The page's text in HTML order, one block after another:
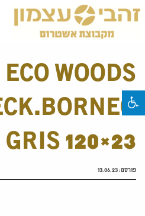
ECO WOODS
GRIS 120×23
פורסם:13.06.23